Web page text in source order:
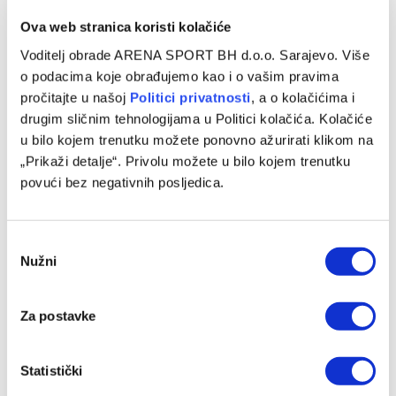
Ova web stranica koristi kolačiće
Voditelj obrade ARENA SPORT BH d.o.o. Sarajevo. Više
o podacima koje obrađujemo kao i o vašim pravima
pročitajte u našoj Politici privatnosti, a o kolačićima i
drugim sličnim tehnologijama u Politici kolačića. Kolačiće
u bilo kojem trenutku možete ponovno ažurirati klikom na
„Prikaži detalje“. Privolu možete u bilo kojem trenutku
povući bez negativnih posljedica.
Selection
Nužni
Za postavke
Statistički
dočekuje Bournemouth, Redsi domaćin Fulhamu
Četiri meča 32. kola engleske Premier League na
rasporedu su danas. Lider Arsenal dočekati će
Bournemouth u ranom terminu od…